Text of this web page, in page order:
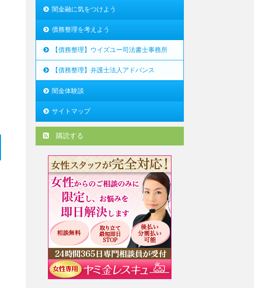
闇金融に気をつけよう
債務整理を考えよう
【債務整理】ウイズユー司法書士事務所
【債務整理】弁護士法人アドバンス
闇金体験談
サイトマップ
購読する